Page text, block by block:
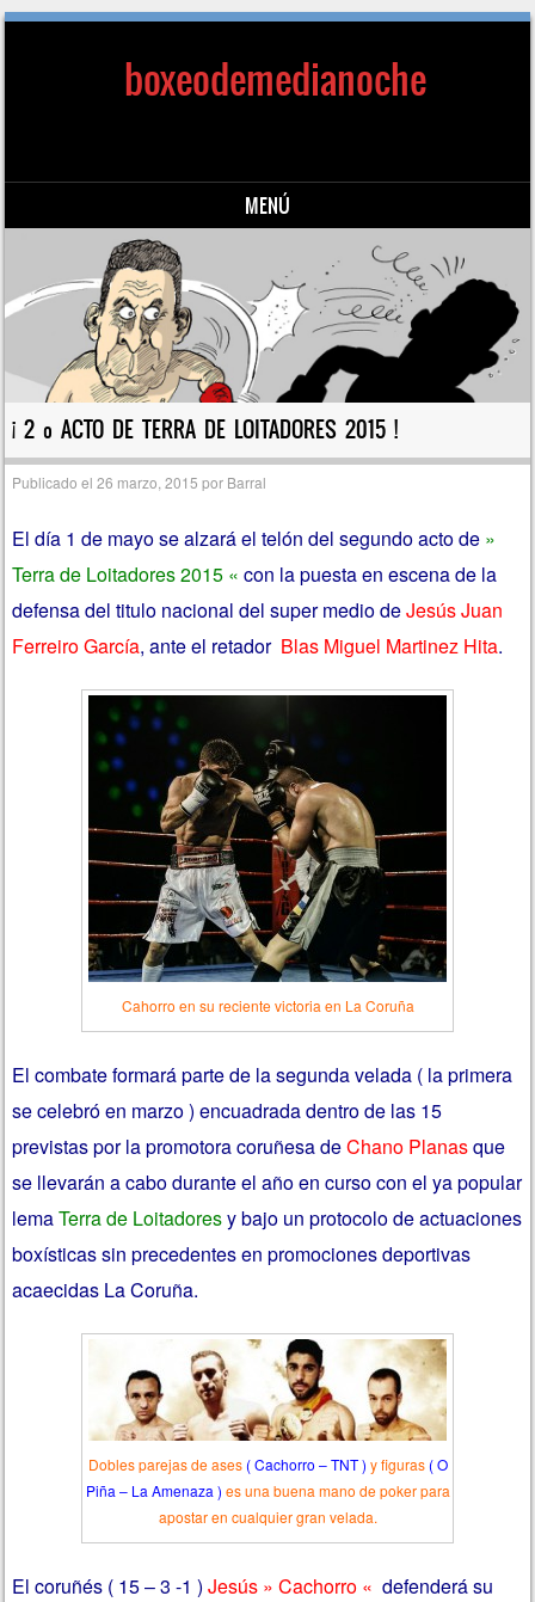
boxeodemedianoche
MENÚ
Saltar al contenido
¡ 2 º ACTO DE TERRA DE LOITADORES 2015 !
Publicado el26 marzo, 2015 por Barral
El día 1 de mayo se alzará el telón del segundo acto de »
Terra de Loitadores 2015 « con la puesta en escena de la
defensa del titulo nacional del super medio deJesús Juan
Ferreiro García, ante el retador Blas Miguel Martinez Hita.
Cahorro en su reciente victoria en La Coruña
El combate formará parte de la segunda velada ( la primera
se celebró en marzo ) encuadrada dentro de las 15
previstas por la promotora coruñesa deChano Planasque
se llevarán a cabo durante el año en curso con el ya popular
lemaTerra de Loitadoresy bajo un protocolo de actuaciones
boxísticas sin precedentes en promociones deportivas
acaecidas La Coruña.
Dobles parejas de ases( Cachorro – TNT ) y figuras ( O
Piña – La Amenaza ) es una buena mano de poker para
apostar en cualquier gran velada.
El coruñés ( 15 – 3 -1 )Jesús » Cachorro « defenderá su